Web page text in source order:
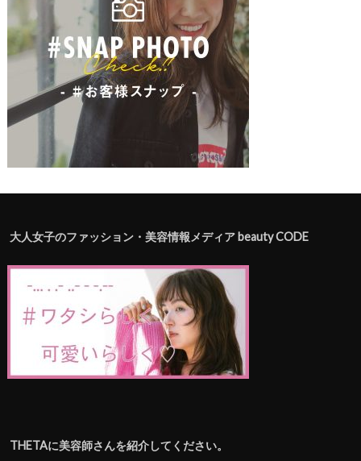
大人女子のファッション・美容情報メディア beauty CODE
THETAに美容師さんを紹介してください。